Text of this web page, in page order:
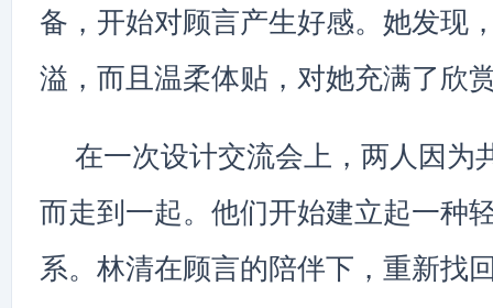
备，开始对顾言产生好感。她发现
溢，而且温柔体贴，对她充满了欣
在一次设计交流会上，两人因为
而走到一起。他们开始建立起一种
系。林清在顾言的陪伴下，重新找